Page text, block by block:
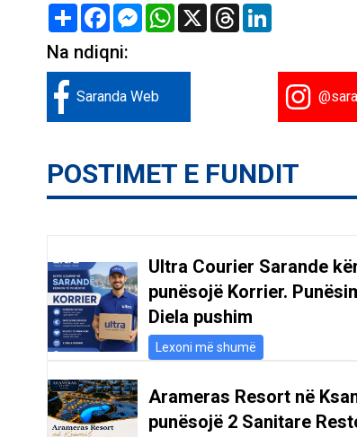
Share FacebookMessenger
WhatsApp
X Threads
Na ndiqni:
Saranda Web
POSTIMET E FUNDIT
Ultra Courier Sarande
punësojë Korrier.
Diela pushim
Lexoni më shumë
Arameras Resort në
punësojë 2 Sanitare